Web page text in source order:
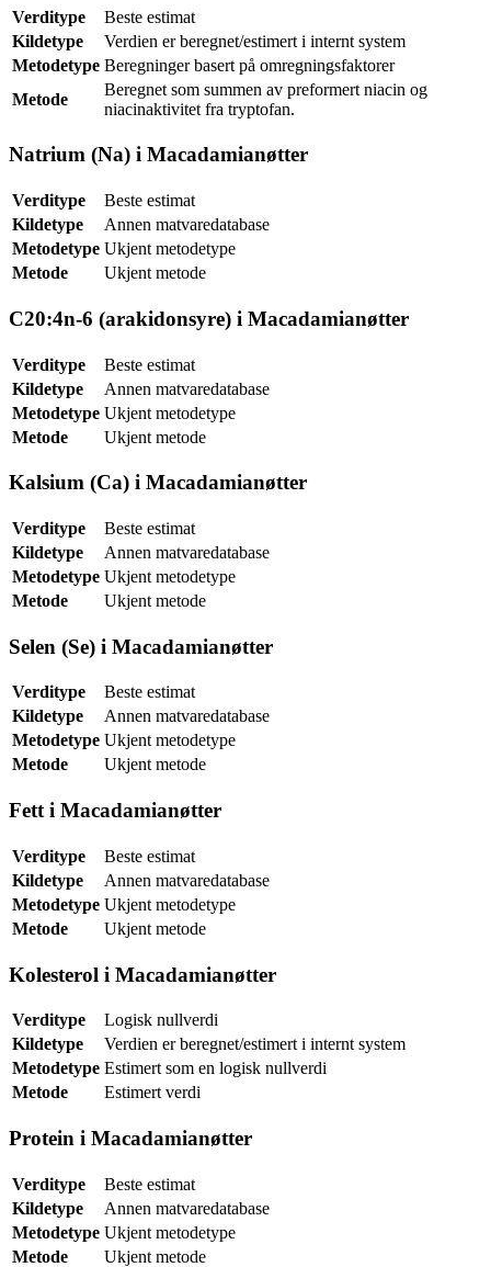
Verditype
Beste estimat
Kildetype
Verdien er beregnet/estimert i internt system
Metodetype Beregninger basert på omregningsfaktorer
Metode
Beregnet som summen av preformert niacin og
niacinaktivitet fra tryptofan.
Natrium (Na) i Macadamianøtter
Verditype
Beste estimat
Kildetype
Annen matvaredatabase
Metodetype Ukjent metodetype
Metode
Ukjent metode
C20:4n-6 (arakidonsyre) i Macadamianøtter
Verditype
Beste estimat
Kildetype
Annen matvaredatabase
Metodetype Ukjent metodetype
Metode
Ukjent metode
Kalsium (Ca) i Macadamianøtter
Verditype
Beste estimat
Kildetype
Annen matvaredatabase
Metodetype Ukjent metodetype
Metode
Ukjent metode
Selen (Se) i Macadamianøtter
Verditype
Beste estimat
Kildetype
Annen matvaredatabase
Metodetype Ukjent metodetype
Metode
Ukjent metode
Fett i Macadamianøtter
Verditype
Beste estimat
Kildetype
Annen matvaredatabase
Metodetype Ukjent metodetype
Metode
Ukjent metode
Kolesterol i Macadamianøtter
Verditype
Logisk nullverdi
Kildetype
Verdien er beregnet/estimert i internt system
Metodetype Estimert som en logisk nullverdi
Metode
Estimert verdi
Protein i Macadamianøtter
Verditype
Beste estimat
Kildetype
Annen matvaredatabase
Metodetype Ukjent metodetype
Metode
Ukjent metode